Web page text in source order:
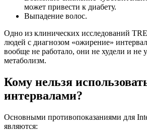
может привести к диабету.
Выпадение волос.
Одно из клинических исследований
людей с диагнозом «ожирение»
вообще не работало, они не худели и не
метаболизм.
Кому нельзя
интервалами?
Основными противопоказаниями для
являются: